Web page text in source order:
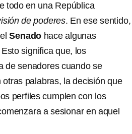
todo en una República
de poderes. En ese sentido,
elSenado hace algunas
significa que, los
de senadores cuando se
otras palabras, la decisión que
perfiles cumplen con los
a sesionar en aquel